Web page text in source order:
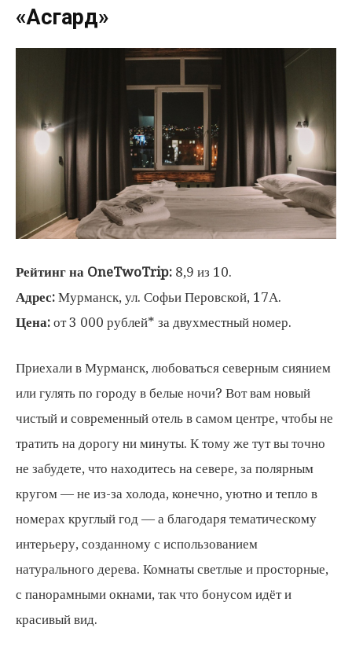
«Асгард»
Рейтинг на OneTwoTrip: 8,9 из 10.
Адрес: Мурманск, ул. Софьи Перовской, 17А.
Цена: от 3 000 рублей* за двухместный номер.
Приехали в Мурманск, любоваться северным сиянием
или гулять по городу в белые ночи? Вот вам новый
чистый и современный отель в самом центре, чтобы не
тратить на дорогу ни минуты. К тому же тут вы точно
не забудете, что находитесь на севере, за полярным
кругом — не из-за холода, конечно, уютно и тепло в
номерах круглый год — а благодаря тематическому
интерьеру, созданному с использованием
натурального дерева. Комнаты светлые и просторные,
с панорамными окнами, так что бонусом идёт и
красивый вид.